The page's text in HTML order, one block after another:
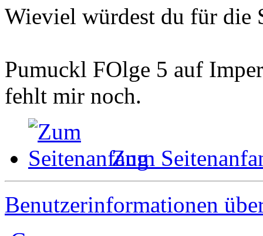
Wieviel würdest du für die
Pumuckl FOlge 5 auf
fehlt mir noch.
Zum
Benutzerinformationen